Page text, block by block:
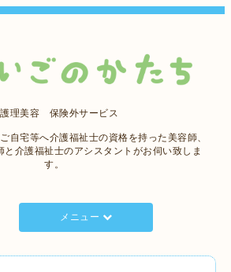
理美容 保険外サービス
自宅等へ介護福祉士の資格を持った美容師、
と介護福祉士のアシスタントがお伺い致しま
す。
メニュー